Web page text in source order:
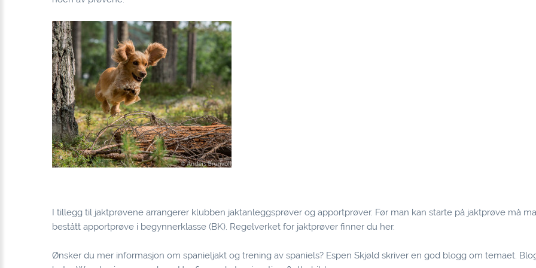
I tillegg til jaktprøvene arrangerer klubben jaktanleggsprøver og apportprøver. Før man kan starte på jaktprøve må
bestått apportprøve i begynnerklasse (BK). Regelverket for jaktprøver finner du her.
Ønsker du mer informasjon om spanieljakt og trening av spaniels? Espen Skjøld skriver en god blogg om temaet.